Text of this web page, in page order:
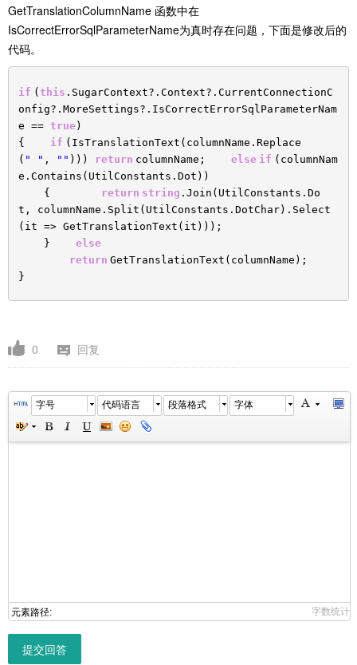
GetTranslationColumnName 函数中在
IsCorrectErrorSqlParameterName为真时存在问题，下面是修改后的
代码。
if ( this .SugarContext?.Context?.CurrentConnectionC
onfig?.MoreSettings?.IsCorrectErrorSqlParameterNam
e == true )
{ if (IsTranslationText(columnName.Replace
( " " , "" ))) return columnName; else if (columnNam
e.Contains(UtilConstants.Dot))
{
return string .Join(UtilConstants.Do
t, columnName.Split(UtilConstants.DotChar).Select
(it => GetTranslationText(it)));
} else
return GetTranslationText(columnName);
}
0 回复
字号 代码语言 段落格式 字体
元素路径: 字数统计
提交回答